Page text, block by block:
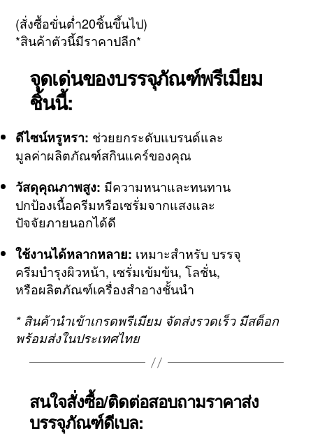
(สั่งซื้อขั่นต่ำ20ชิ้นขึ้นไป)
*สินค้าตัวนี้มีราคาปลีก*
จุดเด่นของบรรจุภัณฑ์พรีเมียม
ชิ้นนี้:
ดีไซน์หรูหรา: ช่วยยกระดับแบรนด์และ
มูลค่าผลิตภัณฑ์สกินแคร์ของคุณ
วัสดุคุณภาพสูง: มีความหนาและทนทาน
ปกป้องเนื้อครีมหรือเซรั่มจากแสงและ
ปัจจัยภายนอกได้ดี
ใช้งานได้หลากหลาย: เหมาะสำหรับ บรรจุ
ครีมบำรุงผิวหน้า, เซรั่มเข้มข้น, โลชั่น,
หรือผลิตภัณฑ์เครื่องสำอางชั้นนำ
* สินค้านำเข้าเกรดพรีเมียม จัดส่งรวดเร็ว มีสต็อก
พร้อมส่งในประเทศไทย
สนใจสั่งซื้อ/ติดต่อสอบถามราคาส่ง
บรรจุภัณฑ์ดีเบล: